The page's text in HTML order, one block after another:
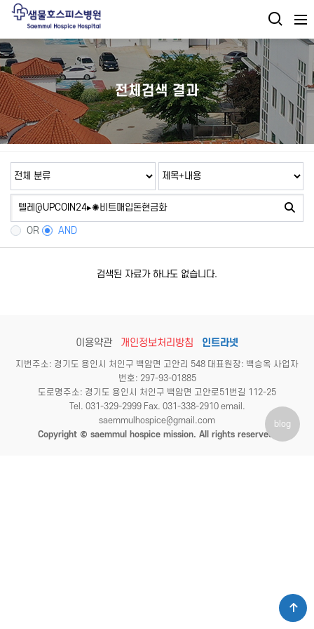
전체검색 결과
OR AND
검색된 자료가 하나도 없습니다.
이용약관 개인정보처리방침 인트라넷
지번주소: 경기도 용인시 처인구 백암면 고안리 548 대표원장: 백승옥 사업자
번호: 297-93-01885
도로명주소: 경기도 용인시 처인구 백암면 고안로51번길 112-25
Tel. 031-329-2999 Fax. 031-338-2910 email.
saemmulhospice@gmail.com
Copyright © saemmul hospice mission. All rights reserved.
blog